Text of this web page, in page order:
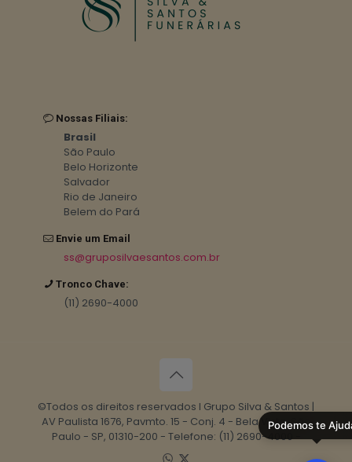
Nossas Filiais:
Brasil
São Paulo
Belo Horizonte
Salvador
Rio de Janeiro
Belem do Pará
Envie um Email
ss@gruposilvaesantos.com.br
Tronco Chave:
(11) 2690-4000
©Todos os direitos reservados I Grupo Silva & Santos |
AV Paulista 1676, Pavmto. 15 - Conj. 4 - Bela Vista, São
Paulo - SP, 01310-200 - Telefone: (11) 2690-4000 -
Podemos te